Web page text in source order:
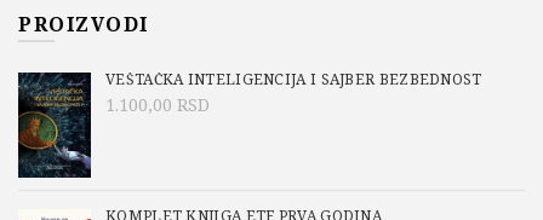
PROIZVODI
VEŠTAČKA INTELIGENCIJA I SAJBER BEZBEDNOST
1.100,00 RSD